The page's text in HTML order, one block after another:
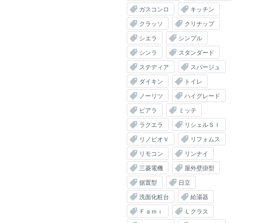
ガスコンロ
キッチン
クラッソ
クリナップ
シエラ
シンプル
シンラ
スタンダード
ステディア
スパージュ
ダイキン
トイレ
ノーリツ
ハイグレード
ピアラ
ミッテ
ラクエラ
リシェルＳＩ
リノビオＶ
リフォムス
リモコン
リンナイ
三菱電機
屋外壁掛型
据置型
日立
洗面化粧台
給湯器
Ｆａｍｉ
Ｌクラス